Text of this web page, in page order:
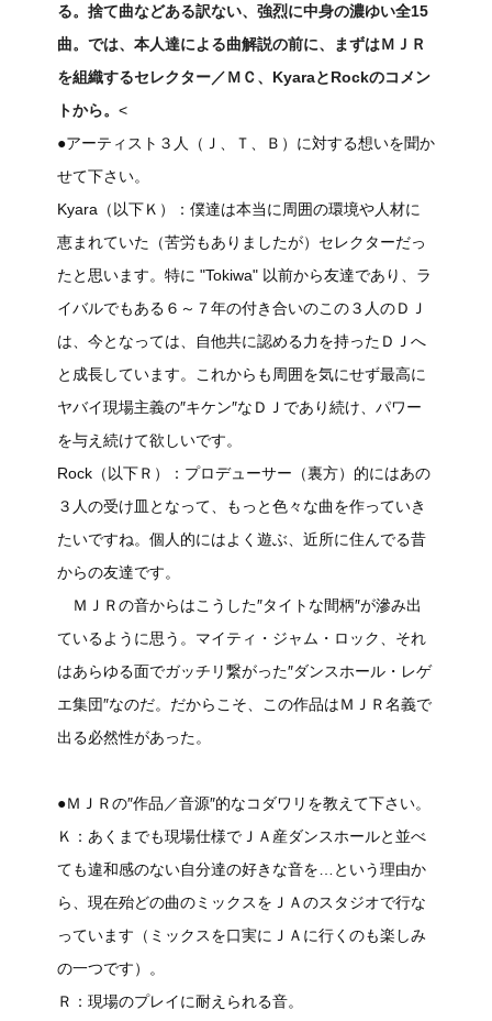
る。捨て曲などある訳ない、強烈に中身の濃ゆい全15
曲。では、本人達による曲解説の前に、まずはＭＪＲ
を組織するセレクター／ＭＣ、KyaraとRockのコメン
トから。 <
●アーティスト３人（Ｊ、Ｔ、Ｂ）に対する想いを聞か
せて下さい。
Kyara（以下Ｋ）：僕達は本当に周囲の環境や人材に
恵まれていた（苦労もありましたが）セレクターだっ
たと思います。特に "Tokiwa" 以前から友達であり、ラ
イバルでもある６～７年の付き合いのこの３人のＤＪ
は、今となっては、自他共に認める力を持ったＤＪへ
と成長しています。これからも周囲を気にせず最高に
ヤバイ現場主義の″キケン″なＤＪであり続け、パワー
を与え続けて欲しいです。
Rock（以下Ｒ）：プロデューサー（裏方）的にはあの
３人の受け皿となって、もっと色々な曲を作っていき
たいですね。個人的にはよく遊ぶ、近所に住んでる昔
からの友達です。
ＭＪＲの音からはこうした″タイトな間柄″が滲み出
ているように思う。マイティ・ジャム・ロック、それ
はあらゆる面でガッチリ繋がった″ダンスホール・レゲ
エ集団″なのだ。だからこそ、この作品はＭＪＲ名義で
出る必然性があった。
●ＭＪＲの″作品／音源″的なコダワリを教えて下さい。
Ｋ：あくまでも現場仕様でＪＡ産ダンスホールと並べ
ても違和感のない自分達の好きな音を…という理由か
ら、現在殆どの曲のミックスをＪＡのスタジオで行な
っています（ミックスを口実にＪＡに行くのも楽しみ
の一つです）。
Ｒ：現場のプレイに耐えられる音。